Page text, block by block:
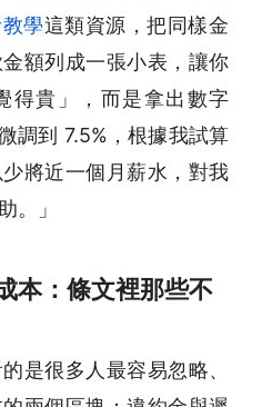
學這類資源，把同樣金
額列成一張小表，讓你
得貴」，而是拿出數字
調到 7.5%，根據我試算
將近一個月薪水，對我
。」
本：條文裡那些不
是很多人最容易忽略、